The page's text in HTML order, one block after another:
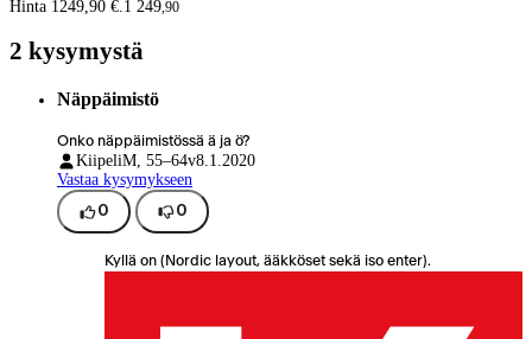
Hinta 1249,90 €. 1 249,90
2 kysymystä
Näppäimistö
Onko näppäimistössä ä ja ö?
KiipeliM, 55–64v8.1.2020
Vastaa kysymykseen
0 0
Kyllä on (Nordic layout, ääkköset sekä iso enter).